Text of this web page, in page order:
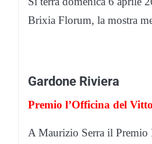
Brixia Florum, la mostra
Gardone Riviera
Premio l’Officina del
A Maurizio Serra il Premio